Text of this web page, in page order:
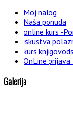
Moj nalog
Naša ponuda
online kurs -
iskustva
kurs
OnLine prijava
Galerija